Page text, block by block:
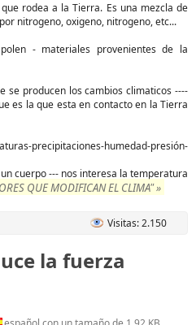
rodea a la Tierra. Es una mezcla de
nitrogeno, oxigeno, nitrogeno, etc...
- materiales provenientes de la
se producen los cambios climaticos ----
es la que esta en contacto en la Tierra
precipitaciones-humedad-presión-
cuerpo --- nos interesa la temperatura
QUE MODIFICAN EL CLIMA" »
Visitas: 2.150
la fuerza